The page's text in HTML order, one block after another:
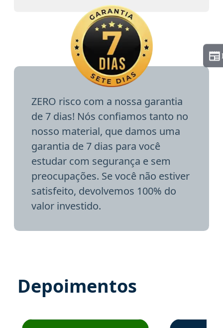
ZERO risco com a nossa garantia
de 7 dias! Nós confiamos tanto no
nosso material, que damos uma
garantia de 7 dias para você
estudar com segurança e sem
preocupações. Se você não estiver
satisfeito, devolvemos 100% do
valor investido.
Depoimentos
Estudante José recomenda o Aprova Concursos em
Estudante